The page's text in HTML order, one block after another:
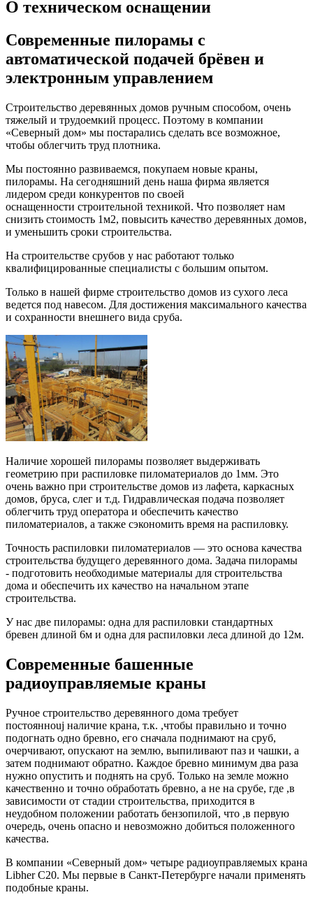
О техническом оснащении
Современные пилорамы с
автоматической подачей брёвен и
электронным управлением
Строительство деревянных домов ручным способом, очень
тяжелый и трудоемкий процесс. Поэтому в компании
«Северный дом» мы постарались сделать все возможное,
чтобы облегчить труд плотника.
Мы постоянно развиваемся, покупаем новые краны,
пилорамы. На сегодняшний день наша фирма является
лидером среди конкурентов по своей
оснащенности строительной техникой. Что позволяет нам
снизить стоимость 1м2, повысить качество деревянных домов,
и уменьшить сроки строительства.
На строительстве срубов у нас работают только
квалифицированные специалисты с большим опытом.
Только в нашей фирме строительство домов из сухого леса
ведется под навесом. Для достижения максимального качества
и сохранности внешнего вида сруба.
Наличие хорошей пилорамы позволяет выдерживать
геометрию при распиловке пиломатериалов до 1мм. Это
очень важно при строительстве домов из лафета, каркасных
домов, бруса, слег и т.д. Гидравлическая подача позволяет
облегчить труд оператора и обеспечить качество
пиломатериалов, а также сэкономить время на распиловку.
Точность распиловки пиломатериалов — это основа качества
строительства будущего деревянного дома. Задача пилорамы
- подготовить необходимые материалы для строительства
дома и обеспечить их качество на начальном этапе
строительства.
У нас две пилорамы: одна для распиловки стандартных
бревен длиной 6м и одна для распиловки леса длиной до 12м.
Современные башенные
радиоуправляемые краны
Ручное строительство деревянного дома требует
постоянноuj наличие крана, т.к. ,чтобы правильно и точно
подогнать одно бревно, его сначала поднимают на сруб,
очерчивают, опускают на землю, выпиливают паз и чашки, а
затем поднимают обратно. Каждое бревно минимум два раза
нужно опустить и поднять на сруб. Только на земле можно
качественно и точно обработать бревно, а не на срубе, где ,в
зависимости от стадии строительства, приходится в
неудобном положении работать бензопилой, что ,в первую
очередь, очень опасно и невозможно добиться положенного
качества.
В компании «Северный дом» четыре радиоуправляемых крана
Libher C20. Мы первые в Санкт-Петербурге начали применять
подобные краны.